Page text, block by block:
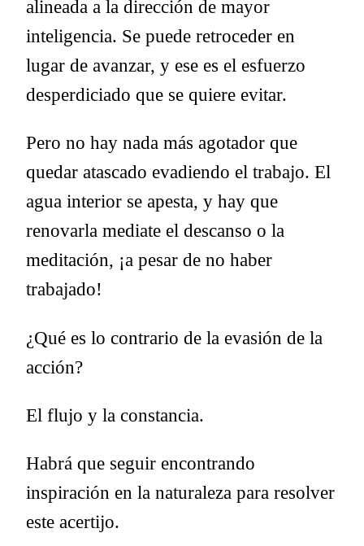
alineada a la dirección de mayor
inteligencia. Se puede retroceder en
lugar de avanzar, y ese es el esfuerzo
desperdiciado que se quiere evitar.
Pero no hay nada más agotador que
quedar atascado evadiendo el trabajo. El
agua interior se apesta, y hay que
renovarla mediate el descanso o la
meditación, ¡a pesar de no haber
trabajado!
¿Qué es lo contrario de la evasión de la
acción?
El flujo y la constancia.
Habrá que seguir encontrando
inspiración en la naturaleza para resolver
este acertijo.